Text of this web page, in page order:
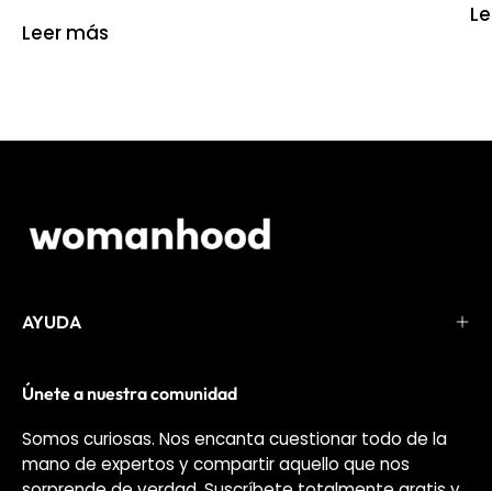
Leer más
AYUDA
Únete a nuestra comunidad
Somos curiosas. Nos encanta cuestionar todo de la
mano de expertos y compartir aquello que nos